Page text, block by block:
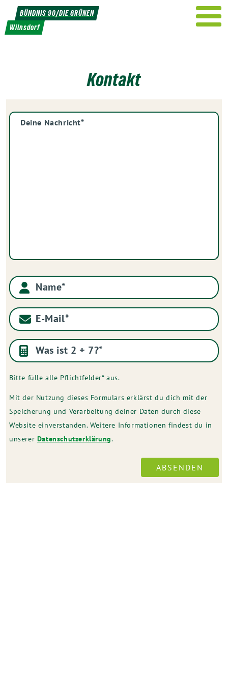
Weiter
zum
Inhalt
BÜNDNIS 90/DIE GRÜNEN
Wilnsdorf
Kontakt
Nachricht*
Name
E-Mail
Was ist 2 + 7? *
Bitte fülle alle Pflichtfelder* aus.
Mit der Nutzung dieses Formulars erklärst du dich mit der
Speicherung und Verarbeitung deiner Daten durch diese
Website einverstanden. Weitere Informationen findest du in
unserer Datenschutzerklärung.